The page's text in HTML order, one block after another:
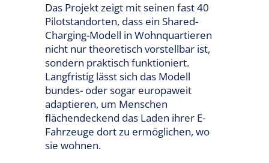
Das Projekt zeigt mit seinen fast 40
Pilotstandorten, dass ein Shared-
Charging-Modell in Wohnquartieren
nicht nur theoretisch vorstellbar ist,
sondern praktisch funktioniert.
Langfristig lässt sich das Modell
bundes- oder sogar europaweit
adaptieren, um Menschen
flächendeckend das Laden ihrer E-
Fahrzeuge dort zu ermöglichen, wo
sie wohnen.